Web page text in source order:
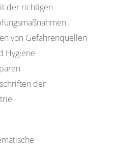
der richtigen
von Gefahrenquellen
Hygiene
der